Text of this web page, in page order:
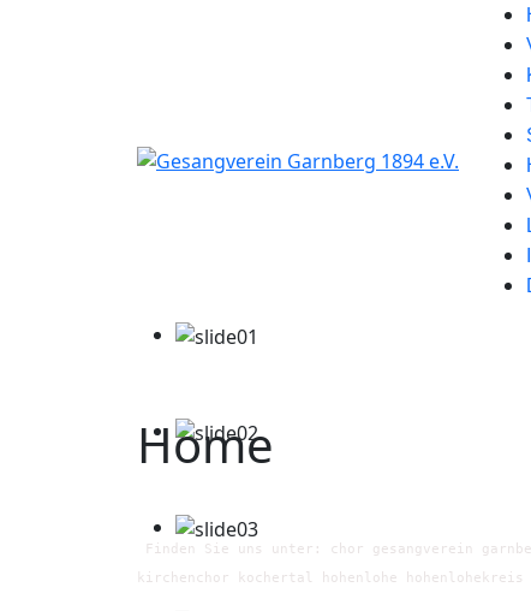
Home
Finden Sie uns unter: chor gesangverein
kirchenchor kochertal hohenlohe